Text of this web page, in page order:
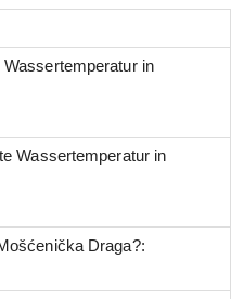
in
Wassertemperatur in
Draga?: